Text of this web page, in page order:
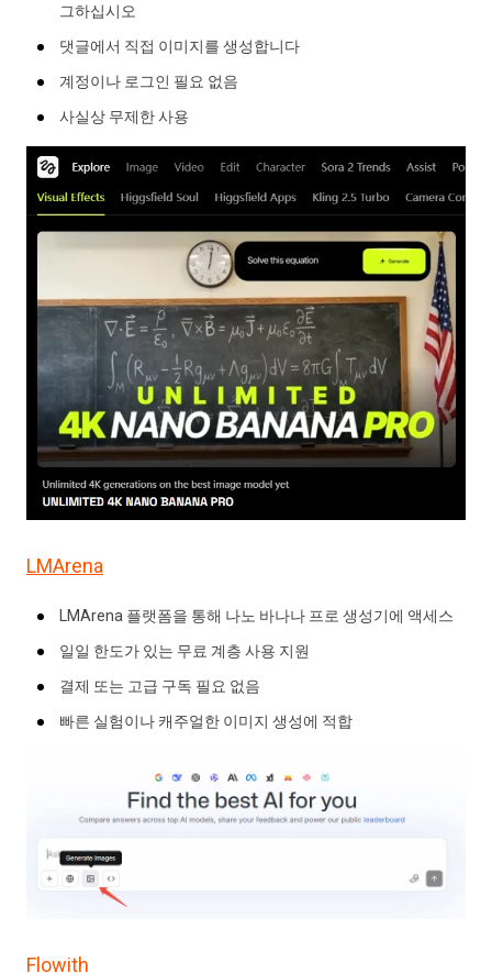
그하십시오
댓글에서 직접 이미지를 생성합니다
계정이나 로그인 필요 없음
사실상 무제한 사용
LMArena
LMArena 플랫폼을 통해 나노 바나나 프로 생성기에 액세스
일일 한도가 있는 무료 계층 사용 지원
결제 또는 고급 구독 필요 없음
빠른 실험이나 캐주얼한 이미지 생성에 적합
Flowith